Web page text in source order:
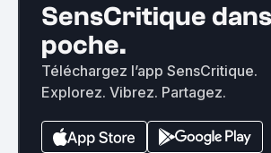
SensCritique
poche.
Téléchargez l’app SensCritique.
Explorez. Vibrez. Partagez.